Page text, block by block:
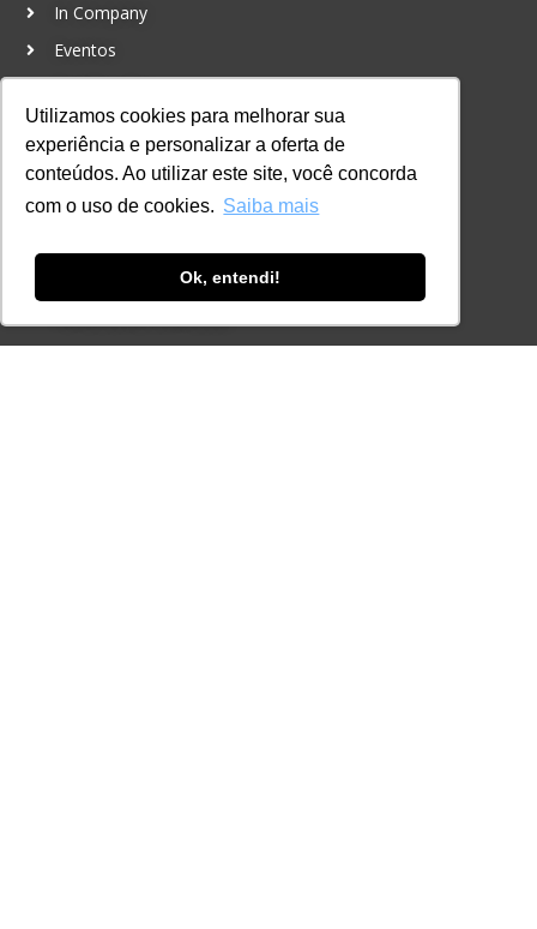
Utilizamos cookies para melhorar sua
experiência e personalizar a oferta de
conteúdos. Ao utilizar este site, você concorda
com o uso de cookies. Saiba mais
Ok, entendi!
In Company
Eventos
CONTATO
+55 11 3259-2837
+55 11 98924-8322
Ferramenta Antifraude